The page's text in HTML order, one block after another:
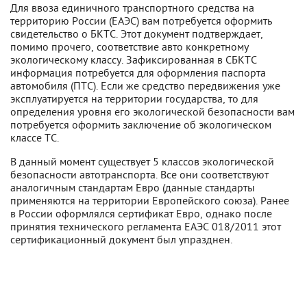
Для ввоза единичного транспортного средства на
территорию России (ЕАЭС) вам потребуется оформить
свидетельство о БКТС. Этот документ подтверждает,
помимо прочего, соответствие авто конкретному
экологическому классу. Зафиксированная в СБКТС
информация потребуется для оформления паспорта
автомобиля (ПТС). Если же средство передвижения уже
эксплуатируется на территории государства, то для
определения уровня его экологической безопасности вам
потребуется оформить заключение об экологическом
классе ТС.
В данный момент существует 5 классов экологической
безопасности автотранспорта. Все они соответствуют
аналогичным стандартам Евро (данные стандарты
применяются на территории Европейского союза). Ранее
в России оформлялся сертификат Евро, однако после
принятия технического регламента ЕАЭС 018/2011 этот
сертификационный документ был упразднен.